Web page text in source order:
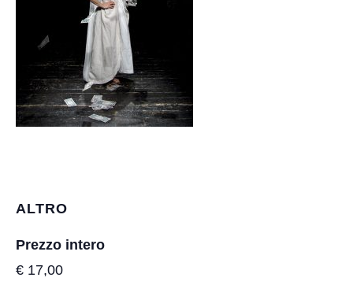
ALTRO
Prezzo intero
€ 17,00